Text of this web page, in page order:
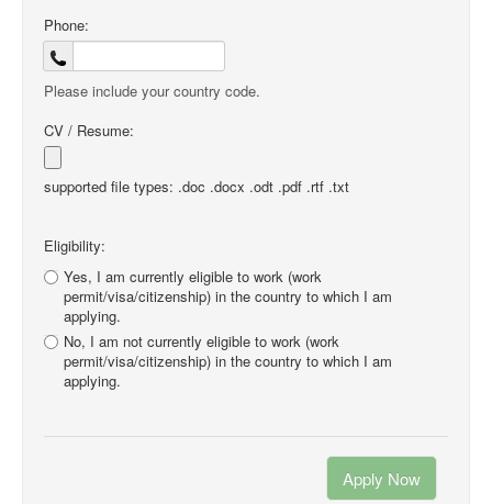
Phone:
Please include your country code.
CV / Resume:
supported file types: .doc .docx .odt .pdf .rtf .txt
Eligibility:
Yes, I am currently eligible to work (work
permit/visa/citizenship) in the country to which I am
applying.
No, I am not currently eligible to work (work
permit/visa/citizenship) in the country to which I am
applying.